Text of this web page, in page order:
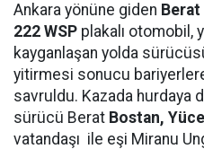
Ankara yönüne giden
222 WSP plakalı otomobil,
kayganlaşan yolda
yitirmesi sonucu
savruldu. Kazada hurdaya
sürücü Berat Bostan,
vatandaşı ile eşi Miranu